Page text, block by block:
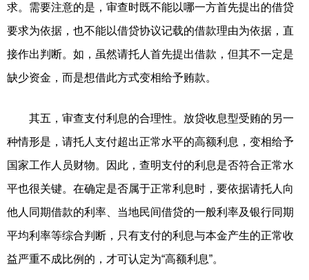
求。需要注意的是，审查时既不能以哪一方首先提出的借贷
要求为依据，也不能以借贷协议记载的借款理由为依据，直
接作出判断。如，虽然请托人首先提出借款，但其不一定是
缺少资金，而是想借此方式变相给予贿款。
其五，审查支付利息的合理性。放贷收息型受贿的另一
种情形是，请托人支付超出正常水平的高额利息，变相给予
国家工作人员财物。因此，查明支付的利息是否符合正常水
平也很关键。在确定是否属于正常利息时，要依据请托人向
他人同期借款的利率、当地民间借贷的一般利率及银行同期
平均利率等综合判断，只有支付的利息与本金产生的正常收
益严重不成比例的，才可认定为“高额利息”。